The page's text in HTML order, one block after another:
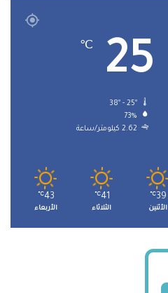
25
℃
73%
2.62 كيلومتر/ساعة
39
℃
الأثنين
41
℃
الثلاثاء
43
℃
الأربعاء